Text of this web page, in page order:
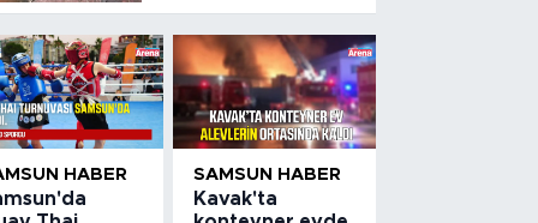
saldırısına uğradı
HABER SAMSUN HABER
Kavak'ta